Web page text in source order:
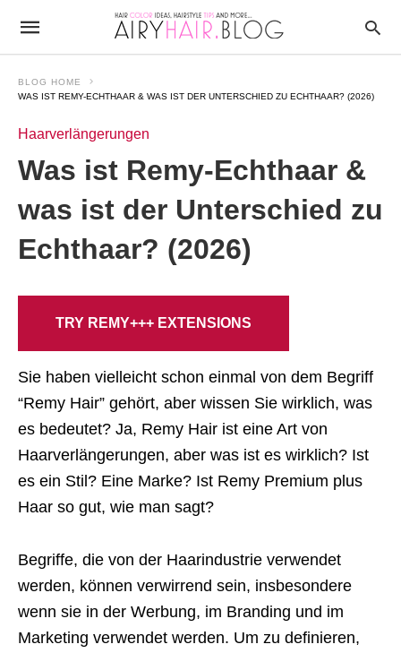
BLOG HOME
WAS IST REMY-ECHTHAAR & WAS IST DER UNTERSCHIED ZU ECHTHAAR? (2026)
Haarverlängerungen
Was ist Remy-Echthaar &
was ist der Unterschied zu
Echthaar? (2026)
TRY REMY+++ EXTENSIONS
Sie haben vielleicht schon einmal von dem Begriff
“Remy Hair” gehört, aber wissen Sie wirklich, was
es bedeutet? Ja, Remy Hair ist eine Art von
Haarverlängerungen, aber was ist es wirklich? Ist
es ein Stil? Eine Marke? Ist Remy Premium plus
Haar so gut, wie man sagt?
Begriffe, die von der Haarindustrie verwendet
werden, können verwirrend sein, insbesondere
wenn sie in der Werbung, im Branding und im
Marketing verwendet werden. Um zu definieren,